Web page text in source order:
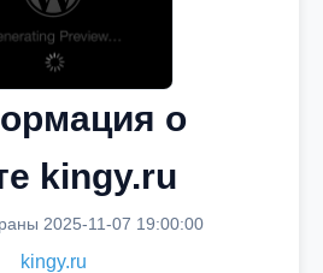
о
kingy.ru
2025-11-07 19:00:00
kingy.ru